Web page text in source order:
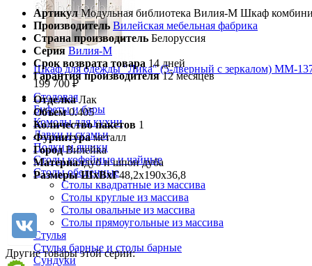
Шкаф для одежды "Лика" (5-дверный с зеркалом) ММ-
199 700 ₽
Столовая
Буфеты и бары
Комоды для кухни
Лавки и скамьи
Полки и ящики
Столы кофейные и чайные
Столы обеденные
Столы квадратные из массива
Столы круглые из массива
Столы овальные из массива
Столы прямоугольные из массива
Стулья
Стулья барные и столы барные
Сундуки
Артикул Модульная библиотека Вилия-М Шкаф
Производитель Вилейская мебельная фабрика
Страна производитель Белоруссия
Серия Вилия-М
Срок возврата товара 14 дней
Гарантия производителя 12 месяцев
Отделка Лак
Объем 0.405
Количество пакетов 1
Фурнитура металл
Город Вилейка
Материалдуб и шпон дуба
Размеры ШхВхГ48,2х190х36,8
Другие товары этой серии: